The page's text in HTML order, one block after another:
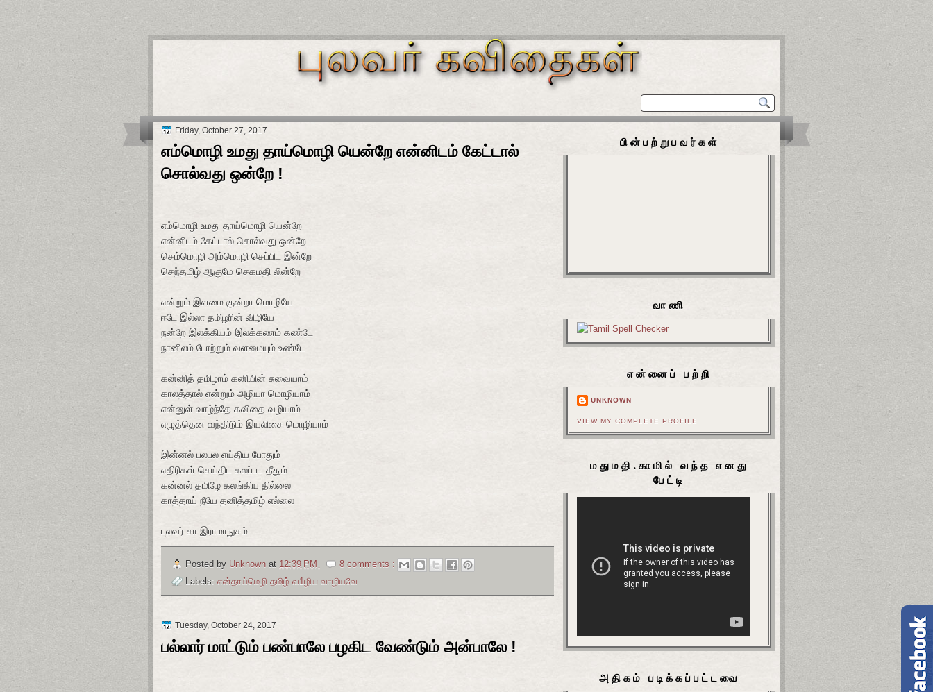
Friday, October 27, 2017
எம்மொழி உமது தாய்மொழி யென்றே என்னிடம் கேட்டால்
சொல்வது ஒன்றே !
எம்மொழி உமது தாய்மொழி யென்றே
என்னிடம் கேட்டால் சொல்வது ஒன்றே
செம்மொழி அம்மொழி செப்பிட இன்றே
செந்தமிழ் ஆகுமே செகமதி லின்றே
என்றும் இளமை குன்றா மொழியே
ஈடே இல்லா தமிழரின் விழியே
நன்றே இலக்கியம் இலக்கணம் கண்டே
நானிலம் போற்றும் வளமையும் உண்டே
கன்னித் தமிழாம் கனியின் சுவையாம்
காலத்தால் என்றும் அழியா மொழியாம்
என்னுள் வாழ்ந்தே கவிதை வழியாம்
எழுத்தென வந்திடும் இயலிசை மொழியாம்
இன்னல் பலபல எய்திய போதும்
எதிரிகள் செய்திட கலப்பட தீதும்
கன்னல் தமிழே கலங்கிய தில்லை
காத்தாய் நீயே தனித்தமிழ் எல்லை
புலவர் சா இராமாநுசம்
Posted by Unknown at 12:39 PM
8 comments :
Labels: என்தாய்மெழி தமிழ் வ1ழிய வாழியவே
Tuesday, October 24, 2017
பல்லார் மாட்டும் பண்பாலே பழகிட வேண்டும் அன்பாலே !
பின்பற்றுபவர்கள்
வாணி
என்னைப் பற்றி
UNKNOWN
VIEW MY COMPLETE PROFILE
மதுமதி.காமில் வந்த எனது
பேட்டி
அதிகம் படிக்கப்பட்டவை